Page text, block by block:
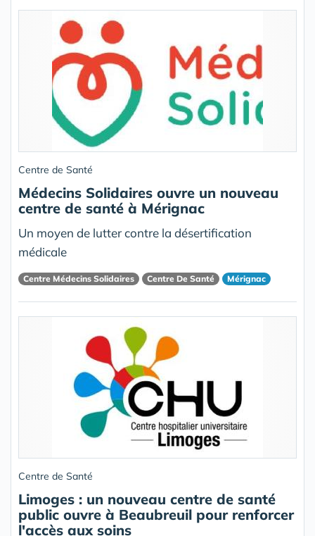
Centre de Santé
Médecins Solidaires ouvre un nouveau
centre de santé à Mérignac
Un moyen de lutter contre la désertification
médicale
Centre Médecins Solidaires Centre De Santé Mérignac
Centre de Santé
Limoges : un nouveau centre de santé
public ouvre à Beaubreuil pour renforcer
l'accès aux soins